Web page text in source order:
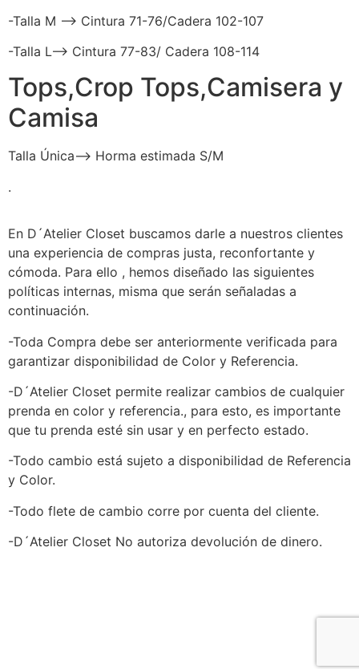
-Talla M –> Cintura 71-76/Cadera 102-107
-Talla L–> Cintura 77-83/ Cadera 108-114
Tops,Crop Tops,Camisera y
Camisa
Talla Única–> Horma estimada S/M
.
En D´Atelier Closet buscamos darle a nuestros clientes
una experiencia de compras justa, reconfortante y
cómoda. Para ello , hemos diseñado las siguientes
políticas internas, misma que serán señaladas a
continuación.
-Toda Compra debe ser anteriormente verificada para
garantizar disponibilidad de Color y Referencia.
-D´Atelier Closet permite realizar cambios de cualquier
prenda en color y referencia., para esto, es importante
que tu prenda esté sin usar y en perfecto estado.
-Todo cambio está sujeto a disponibilidad de Referencia
y Color.
-Todo flete de cambio corre por cuenta del cliente.
-D´Atelier Closet No autoriza devolución de dinero.